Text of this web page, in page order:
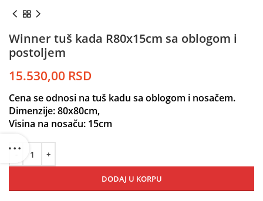
Winner tuš kada R80x15cm sa oblogom i
postoljem
15.530,00 RSD
Cena se odnosi na tuš kadu sa oblogom i nosačem.
Dimenzije: 80x80cm,
Visina na nosaču: 15cm
DODAJ U KORPU